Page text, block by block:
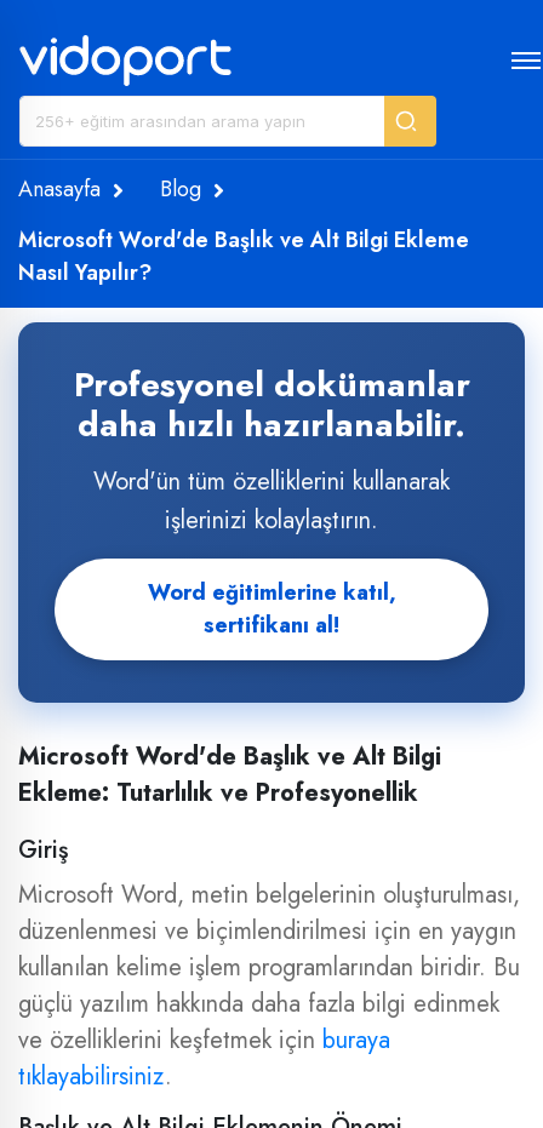
Anasayfa
Blog
Microsoft Word'de Başlık ve Alt Bilgi Ekleme
Nasıl Yapılır?
Profesyonel dokümanlar
daha hızlı hazırlanabilir.
Word'ün tüm özelliklerini kullanarak
işlerinizi kolaylaştırın.
Word eğitimlerine katıl,
sertifikanı al!
Microsoft Word'de Başlık ve Alt Bilgi
Ekleme: Tutarlılık ve Profesyonellik
Giriş
Microsoft Word, metin belgelerinin oluşturulması,
düzenlenmesi ve biçimlendirilmesi için en yaygın
kullanılan kelime işlem programlarından biridir. Bu
güçlü yazılım hakkında daha fazla bilgi edinmek
ve özelliklerini keşfetmek için buraya
tıklayabilirsiniz.